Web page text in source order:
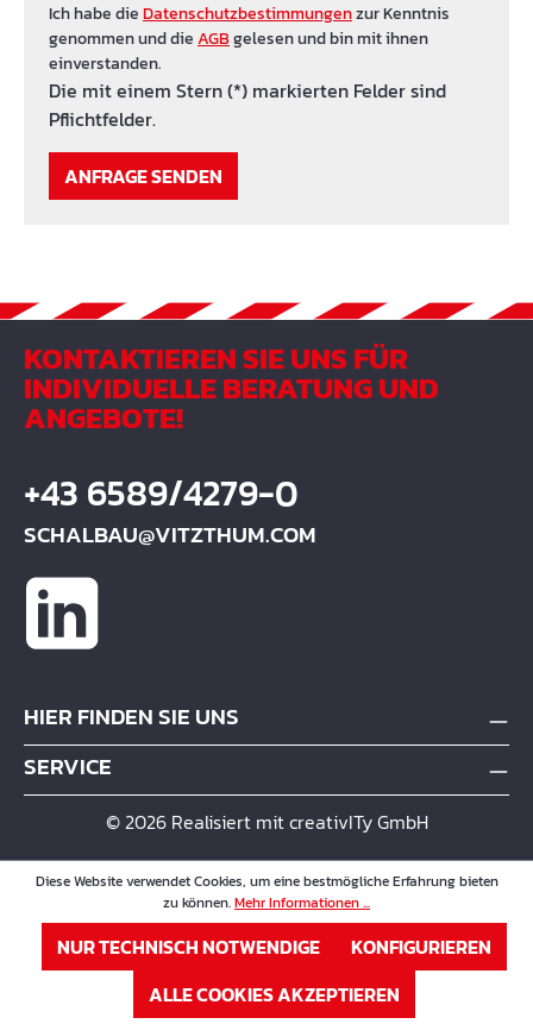
Ich habe dieDatenschutzbestimmungenzur Kenntnis
genommen und dieAGBgelesen und bin mit ihnen
einverstanden.
Die mit einem Stern (*) markierten Felder sind
Pflichtfelder.
ANFRAGE SENDEN
KONTAKTIEREN SIE UNS FÜR
INDIVIDUELLE BERATUNG UND
ANGEBOTE!
+43 6589/4279-0
SCHALBAU@VITZTHUM.COM
HIER FINDEN SIE UNS
SERVICE
© 2026 Realisiert mit creativITy GmbH
Diese Website verwendet Cookies, um eine bestmögliche Erfahrung bieten
zu können.Mehr Informationen ...
NUR TECHNISCH NOTWENDIGE
KONFIGURIEREN
ALLE COOKIES AKZEPTIEREN